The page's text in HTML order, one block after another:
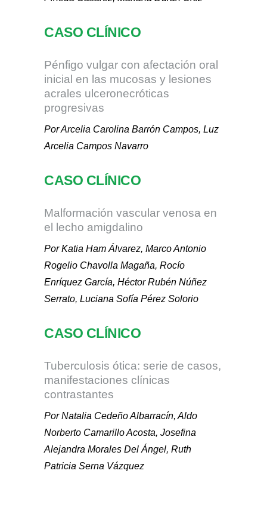
CASO CLÍNICO
Pénfigo vulgar con afectación oral
inicial en las mucosas y lesiones
acrales ulceronecróticas
progresivas
Por Arcelia Carolina Barrón Campos, Luz
Arcelia Campos Navarro
CASO CLÍNICO
Malformación vascular venosa en
el lecho amigdalino
Por Katia Ham Álvarez, Marco Antonio
Rogelio Chavolla Magaña, Rocío
Enríquez García, Héctor Rubén Núñez
Serrato, Luciana Sofía Pérez Solorio
CASO CLÍNICO
Tuberculosis ótica: serie de casos,
manifestaciones clínicas
contrastantes
Por Natalia Cedeño Albarracín, Aldo
Norberto Camarillo Acosta, Josefina
Alejandra Morales Del Ángel, Ruth
Patricia Serna Vázquez